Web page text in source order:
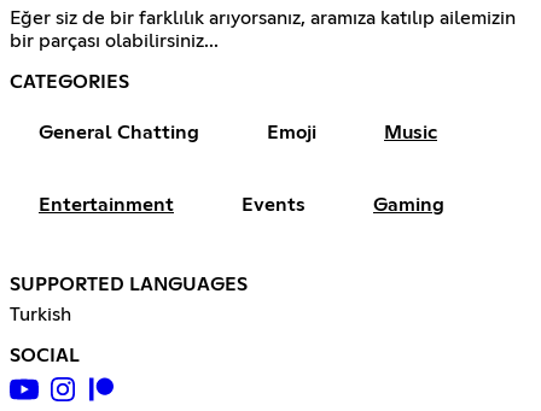
Eğer siz de bir farklılık arıyorsanız, aramıza katılıp ailemizin
bir parçası olabilirsiniz...
CATEGORIES
General Chatting Emoji Music
Entertainment Events Gaming
SUPPORTED LANGUAGES
Turkish
SOCIAL